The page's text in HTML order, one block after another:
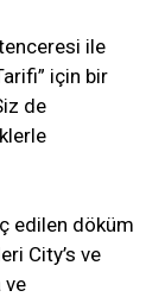
ile
için bir
de
edilen döküm
City’s ve
ve